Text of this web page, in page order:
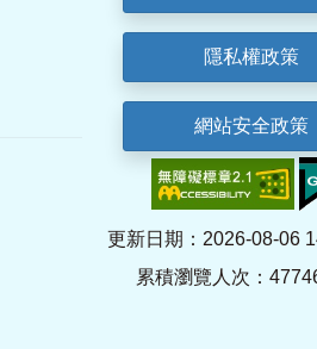
隱私權政策
網站安全政策
更新日期：2026-08-06
累積瀏覽人次：